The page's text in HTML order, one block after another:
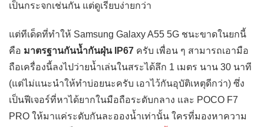
เป็นกระจกเช่นกัน แต่ดูเรียบง่ายกว่า
แต่ทีเด็ดที่ทำให้ Samsung Galaxy A55 5G ชนะขาดในยกนี้
คือ มาตรฐานกันน้ำกันฝุ่น IP67 ครับ เพื่อน ๆ สามารถเอามือ
ถือเครื่องนี้ลงไปว่ายน้ำเล่นในสระได้ลึก 1 เมตร นาน 30 นาที
(แต่ไม่แนะนำให้ทำบ่อยนะครับ เอาไว้กันอุบัติเหตุดีกว่า) ซึ่ง
เป็นฟีเจอร์ที่หาได้ยากในมือถือระดับกลาง และ POCO F7
PRO ให้มาแค่ระดับกันละอองน้ำเท่านั้น ใครที่มองหาความ